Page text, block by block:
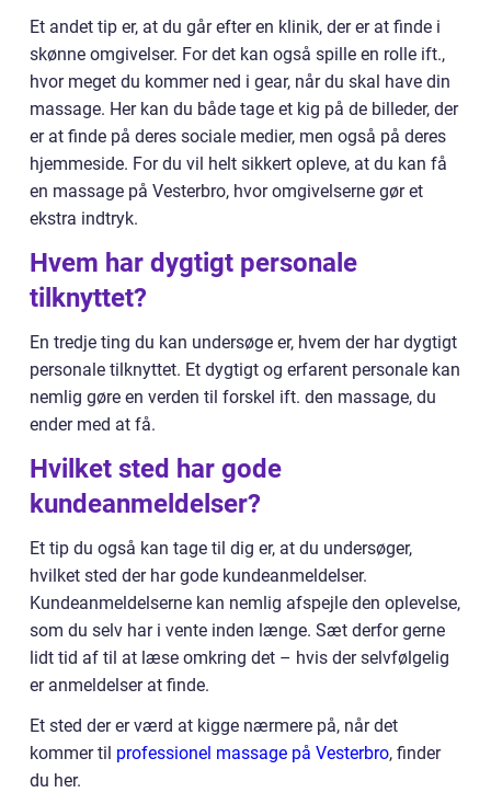
Et andet tip er, at du går efter en klinik, der er at finde i
skønne omgivelser. For det kan også spille en rolle ift.,
hvor meget du kommer ned i gear, når du skal have din
massage. Her kan du både tage et kig på de billeder, der
er at finde på deres sociale medier, men også på deres
hjemmeside. For du vil helt sikkert opleve, at du kan få
en massage på Vesterbro, hvor omgivelserne gør et
ekstra indtryk.
Hvem har dygtigt personale
tilknyttet?
En tredje ting du kan undersøge er, hvem der har dygtigt
personale tilknyttet. Et dygtigt og erfarent personale kan
nemlig gøre en verden til forskel ift. den massage, du
ender med at få.
Hvilket sted har gode
kundeanmeldelser?
Et tip du også kan tage til dig er, at du undersøger,
hvilket sted der har gode kundeanmeldelser.
Kundeanmeldelserne kan nemlig afspejle den oplevelse,
som du selv har i vente inden længe. Sæt derfor gerne
lidt tid af til at læse omkring det – hvis der selvfølgelig
er anmeldelser at finde.
Et sted der er værd at kigge nærmere på, når det
kommer til professionel massage på Vesterbro, finder
du her.